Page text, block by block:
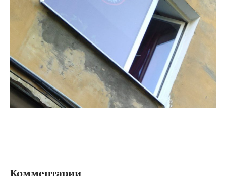
Комментарии